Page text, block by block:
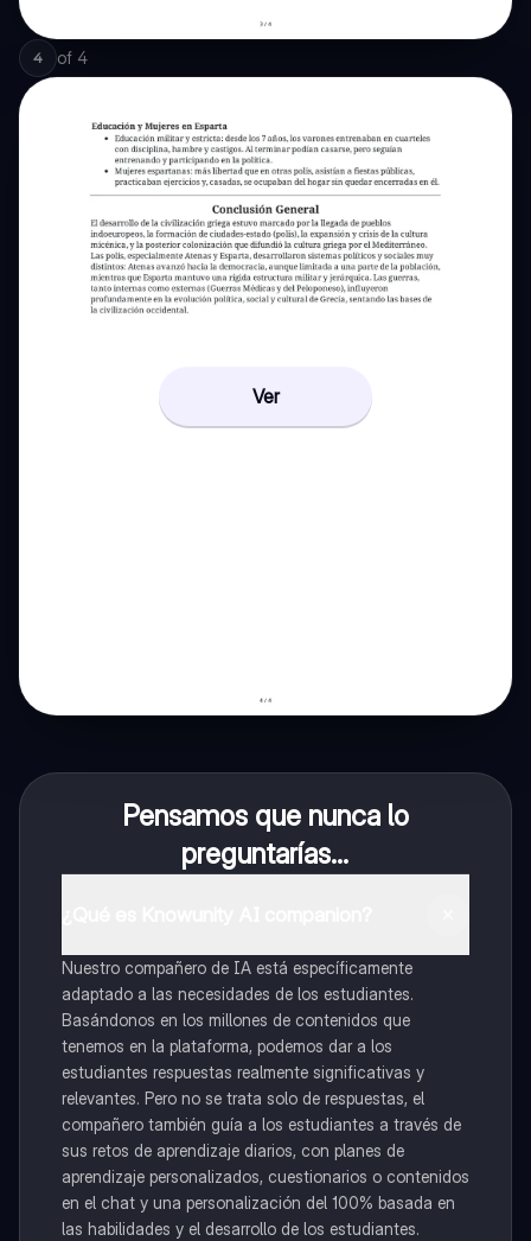
4 of 4
Ver
Pensamos que nunca lo
preguntarías...
Nuestro compañero de IA está específicamente
adaptado a las necesidades de los estudiantes.
Basándonos en los millones de contenidos que
tenemos en la plataforma, podemos dar a los
estudiantes respuestas realmente significativas y
relevantes. Pero no se trata solo de respuestas, el
compañero también guía a los estudiantes a través de
sus retos de aprendizaje diarios, con planes de
aprendizaje personalizados, cuestionarios o contenidos
en el chat y una personalización del 100% basada en
las habilidades y el desarrollo de los estudiantes.